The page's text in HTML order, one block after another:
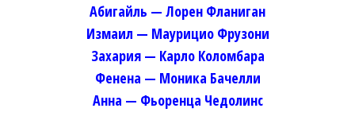
Абигайль — Лорен Фланиган
Измаил — Маурицио Фрузони
Захария — Карло Коломбара
Фенена — Моника Бачелли
Анна — Фьоренца Чедолинс